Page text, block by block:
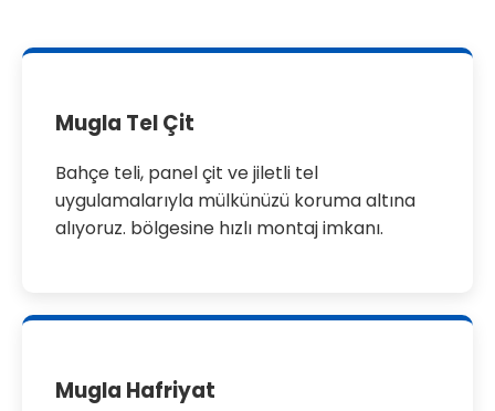
Mugla Tel Çit
Bahçe teli, panel çit ve jiletli tel
uygulamalarıyla mülkünüzü koruma altına
alıyoruz. bölgesine hızlı montaj imkanı.
Mugla Hafriyat